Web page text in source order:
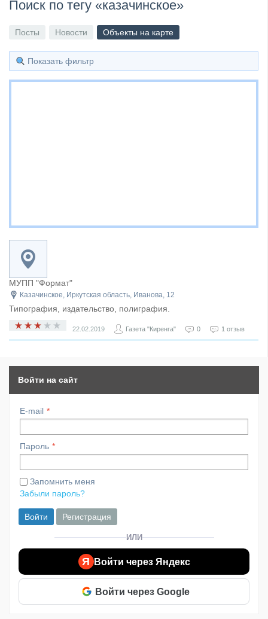
Поиск по тегу «казачинское»
Посты Новости Объекты на карте
Показать фильтр
МУПП "Формат"
Казачинское, Иркутская область, Иванова, 12
Типография, издательство, полиграфия.
22.02.2019 Газета "Киренга" 0 1 отзыв
Войти на сайт
E-mail
Пароль
Запомнить меня
Забыли пароль?
Войти Регистрация
ИЛИ
Я Войти через Яндекс
Войти через Google